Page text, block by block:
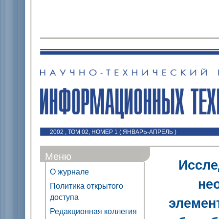
2002 , ТОМ 02, НОМЕР 1 ( ЯНВАРЬ-АПРЕЛЬ )
Меню
О журнале
Политика открытого
доступа
Редакционная коллегия